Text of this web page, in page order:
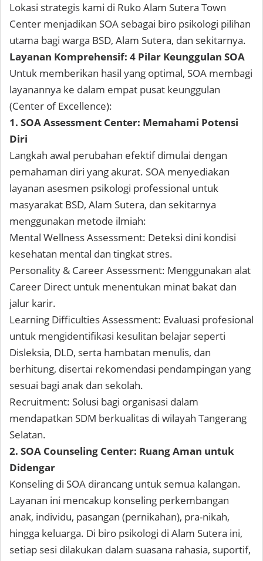
Lokasi strategis kami di Ruko Alam Sutera Town
Center menjadikan SOA sebagai biro psikologi pilihan
utama bagi warga BSD, Alam Sutera, dan sekitarnya.
Layanan Komprehensif: 4 Pilar Keunggulan SOA
Untuk memberikan hasil yang optimal, SOA membagi
layanannya ke dalam empat pusat keunggulan
(Center of Excellence):
1. SOA Assessment Center: Memahami Potensi
Diri
Langkah awal perubahan efektif dimulai dengan
pemahaman diri yang akurat. SOA menyediakan
layanan asesmen psikologi professional untuk
masyarakat BSD, Alam Sutera, dan sekitarnya
menggunakan metode ilmiah:
Mental Wellness Assessment: Deteksi dini kondisi
kesehatan mental dan tingkat stres.
Personality & Career Assessment: Menggunakan alat
Career Direct untuk menentukan minat bakat dan
jalur karir.
Learning Difficulties Assessment: Evaluasi profesional
untuk mengidentifikasi kesulitan belajar seperti
Disleksia, DLD, serta hambatan menulis, dan
berhitung, disertai rekomendasi pendampingan yang
sesuai bagi anak dan sekolah.
Recruitment: Solusi bagi organisasi dalam
mendapatkan SDM berkualitas di wilayah Tangerang
Selatan.
2. SOA Counseling Center: Ruang Aman untuk
Didengar
Konseling di SOA dirancang untuk semua kalangan.
Layanan ini mencakup konseling perkembangan
anak, individu, pasangan (pernikahan), pra-nikah,
hingga keluarga. Di biro psikologi di Alam Sutera ini,
setiap sesi dilakukan dalam suasana rahasia, suportif,